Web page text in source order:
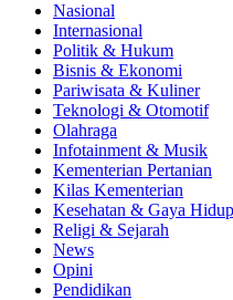
Nasional
Internasional
Politik & Hukum
Bisnis & Ekonomi
Pariwisata & Kuliner
Teknologi & Otomotif
Olahraga
Infotainment & Musik
Kementerian Pertanian
Kilas Kementerian
Kesehatan & Gaya Hidup
Religi & Sejarah
News
Opini
Pendidikan